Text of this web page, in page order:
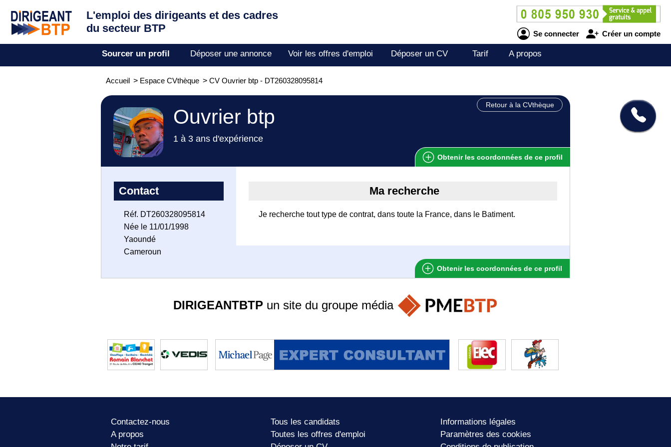
L'emploi des dirigeants et des cadres
du secteur BTP
Se connecter Créer un compte
Sourcer un profil Déposer une annonce Voir les offres d'emploi Déposer un CV Tarif A propos
Accueil > Espace CVthèque > CV Ouvrier btp - DT260328095814
Retour à la CVthèque
Ouvrier btp
1 à 3 ans d'expérience
Obtenir les coordonnées de ce profil
Contact
Réf. DT260328095814
Née le 11/01/1998
Yaoundé
Cameroun
Ma recherche
Je recherche tout type de contrat, dans toute la France, dans le Batiment.
Obtenir les coordonnées de ce profil
DIRIGEANTBTPun site du groupe média
Contactez-nous
A propos
Tous les candidats
Toutes les offres d'emploi
Informations légales
Paramètres des cookies